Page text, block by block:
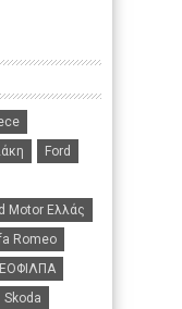
Ford
Motor Ελλάς
Romeo
ΕΟΦΙΛΠΑ
Skoda